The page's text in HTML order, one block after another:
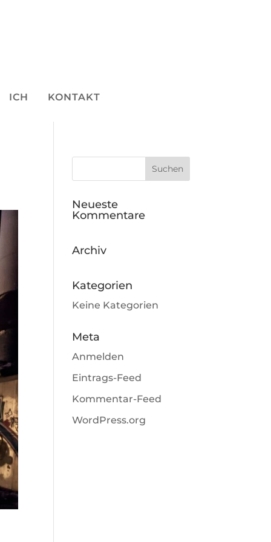
ICH KONTAKT
Neueste
Kommentare
Archiv
Kategorien
Keine Kategorien
Meta
Anmelden
Eintrags-Feed
Kommentar-Feed
WordPress.org